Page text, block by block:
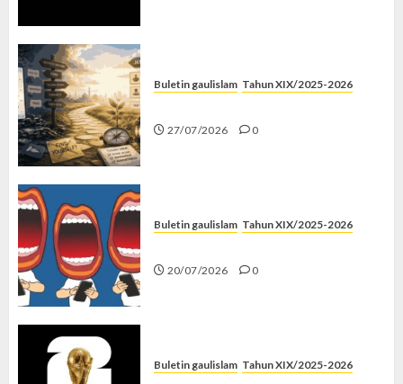
Buletin gaulislam Tahun XIX/2025-2026
27/07/2026 0
Buletin gaulislam Tahun XIX/2025-2026
20/07/2026 0
Buletin gaulislam Tahun XIX/2025-2026